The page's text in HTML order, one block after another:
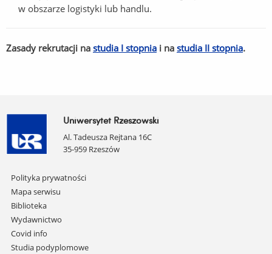
w obszarze logistyki lub handlu.
Zasady rekrutacji na studia I stopnia i na studia II stopnia.
Uniwersytet Rzeszowski
Al. Tadeusza Rejtana 16C
35-959 Rzeszów
Pomiń
nawigację
i
przejdź
do
treści
Polityka prywatności
Mapa serwisu
Biblioteka
Wydawnictwo
Covid info
Studia podyplomowe